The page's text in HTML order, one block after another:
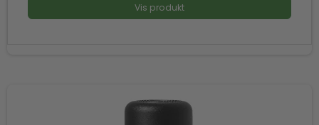
Vis produkt